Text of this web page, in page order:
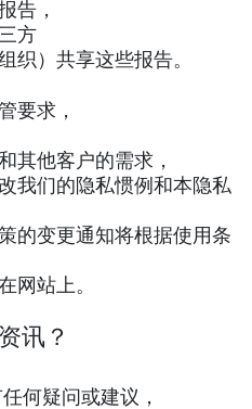
告，
方
织）共享这些报告。
要求，
其他客户的需求，
我们的隐私惯例和本隐私
的变更通知将根据使用条
网站上。
讯？
何疑问或建议，